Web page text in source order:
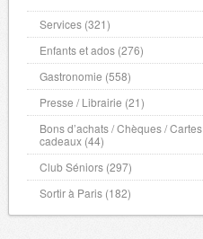
Services (321)
Enfants et ados (276)
Gastronomie (558)
Presse / Librairie (21)
Bons d’achats / Chèques / Cartes
cadeaux (44)
Club Séniors (297)
Sortir à Paris (182)